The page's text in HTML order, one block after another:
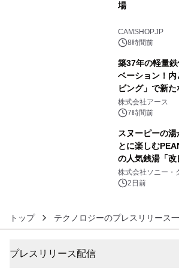
場
CAMSHOP.JP
8時間前
築37年の軽量
ベーション！内
ビング」で新
事例を株式会社
株式会社アース
7時間前
スヌーピーの
とに楽しむ
の人気銭湯「
ラボレーショ
ボグッズも発売
株式会社ソニー・
2日前
トップ テクノロジーのプレスリリース
プレスリリース配信